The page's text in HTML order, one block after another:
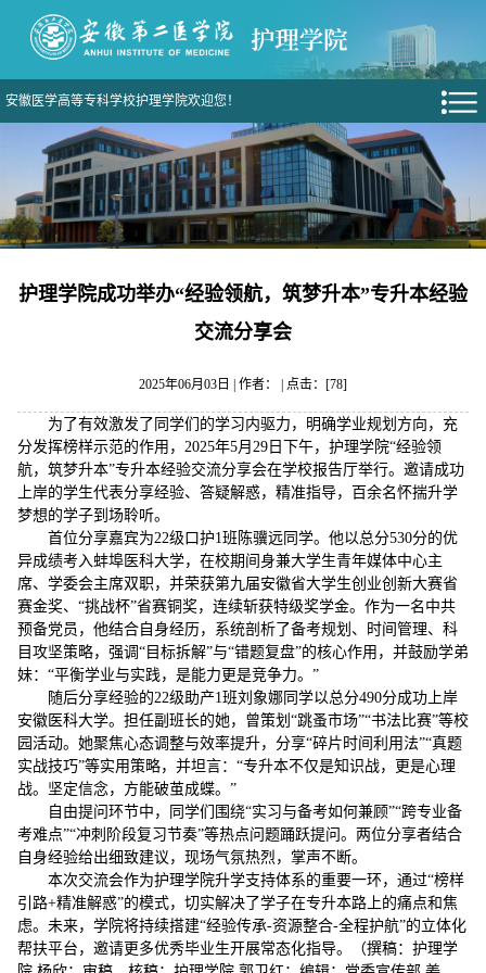
安徽医学高等专科学校护理学院欢迎您！
护理学院成功举办“经验领航，筑梦升本”专升本经验
交流分享会
2025年06月03日 | 作者： | 点击：[78]
为了有效激发了同学们的学习内驱力，明确学业规划方向，充
分发挥榜样示范的作用，2025年5月29日下午，护理学院“经验领
航，筑梦升本”专升本经验交流分享会在学校报告厅举行。邀请成功
上岸的学生代表分享经验、答疑解惑，精准指导，百余名怀揣升学
梦想的学子到场聆听。
首位分享嘉宾为22级口护1班陈骥远同学。他以总分530分的优
异成绩考入蚌埠医科大学，在校期间身兼大学生青年媒体中心主
席、学委会主席双职，并荣获第九届安徽省大学生创业创新大赛省
赛金奖、“挑战杯”省赛铜奖，连续斩获特级奖学金。作为一名中共
预备党员，他结合自身经历，系统剖析了备考规划、时间管理、科
目攻坚策略，强调“目标拆解”与“错题复盘”的核心作用，并鼓励学弟
妹：“平衡学业与实践，是能力更是竞争力。”
随后分享经验的22级助产1班刘象娜同学以总分490分成功上岸
安徽医科大学。担任副班长的她，曾策划“跳蚤市场”“书法比赛”等校
园活动。她聚焦心态调整与效率提升，分享“碎片时间利用法”“真题
实战技巧”等实用策略，并坦言：“专升本不仅是知识战，更是心理
战。坚定信念，方能破茧成蝶。”
自由提问环节中，同学们围绕“实习与备考如何兼顾”“跨专业备
考难点”“冲刺阶段复习节奏”等热点问题踊跃提问。两位分享者结合
自身经验给出细致建议，现场气氛热烈，掌声不断。
本次交流会作为护理学院升学支持体系的重要一环，通过“榜样
引路+精准解惑”的模式，切实解决了学子在专升本路上的痛点和焦
虑。未来，学院将持续搭建“经验传承-资源整合-全程护航”的立体化
帮扶平台，邀请更多优秀毕业生开展常态化指导。（撰稿：护理学